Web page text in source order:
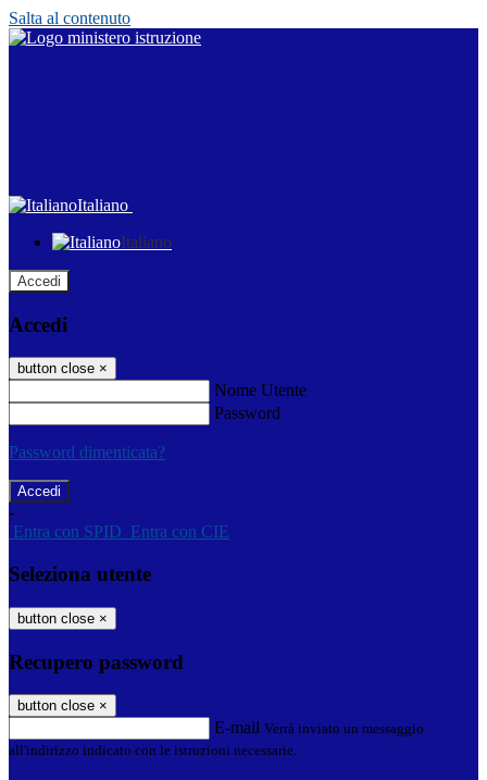
Salta al contenuto
Italiano
Italiano
Accedi
Accedi
button close ×
Nome Utente
Password
Password dimenticata?
-
Entra con SPID Entra con CIE
Seleziona utente
button close ×
Recupero password
button close ×
E-mail Verrà inviato un messaggio
all'indirizzo indicato con le istruzioni necessarie.